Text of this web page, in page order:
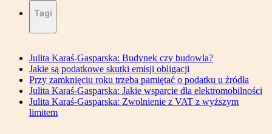
Tagi
Julita Karaś-Gasparska: Budynek czy budowla?
Jakie są podatkowe skutki emisji obligacji
Przy zamknięciu roku trzeba pamiętać o podatku u źródła
Julita Karaś-Gasparska: Jakie wsparcie dla elektromobilności
Julita Karaś-Gasparska: Zwolnienie z VAT z wyższym
limitem